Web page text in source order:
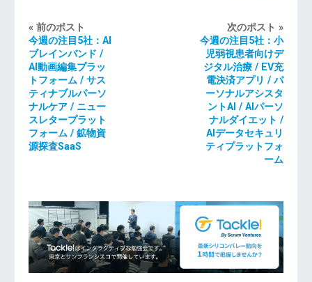
« 前のポスト
今週の注目5社：AI
ブレインバンド /
AI動画編集プラッ
トフォーム / サス
ティナブルパーソ
ナルケア / ニュー
スレタープラット
フォーム / 鉱物資
源探査SaaS
次のポスト »
今週の注目5社：小
児弱視患者向けデ
ジタル治療 / EV充
電決済アプリ / パ
ーソナルアシスタ
ントAI / AIパーソ
ナルダイエット /
AIデータセキュリ
ティプラットフォ
ーム